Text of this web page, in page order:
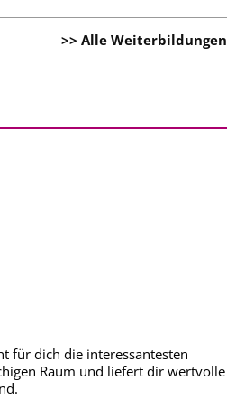
>> Alle Weiterbildungen
für dich die interessantesten
Raum und liefert dir wertvolle